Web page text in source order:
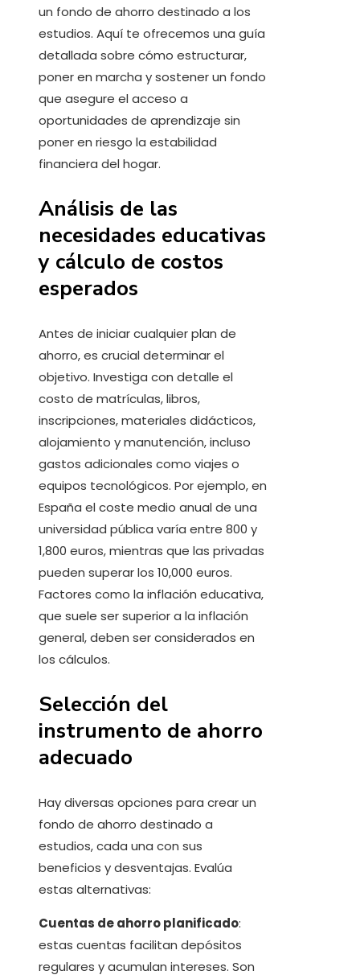
un fondo de ahorro destinado a los
estudios. Aquí te ofrecemos una guía
detallada sobre cómo estructurar,
poner en marcha y sostener un fondo
que asegure el acceso a
oportunidades de aprendizaje sin
poner en riesgo la estabilidad
financiera del hogar.
Análisis de las
necesidades educativas
y cálculo de costos
esperados
Antes de iniciar cualquier plan de
ahorro, es crucial determinar el
objetivo. Investiga con detalle el
costo de matrículas, libros,
inscripciones, materiales didácticos,
alojamiento y manutención, incluso
gastos adicionales como viajes o
equipos tecnológicos. Por ejemplo, en
España el coste medio anual de una
universidad pública varía entre 800 y
1,800 euros, mientras que las privadas
pueden superar los 10,000 euros.
Factores como la inflación educativa,
que suele ser superior a la inflación
general, deben ser considerados en
los cálculos.
Selección del
instrumento de ahorro
adecuado
Hay diversas opciones para crear un
fondo de ahorro destinado a
estudios, cada una con sus
beneficios y desventajas. Evalúa
estas alternativas:
Cuentas de ahorro planificado:
estas cuentas facilitan depósitos
regulares y acumulan intereses. Son